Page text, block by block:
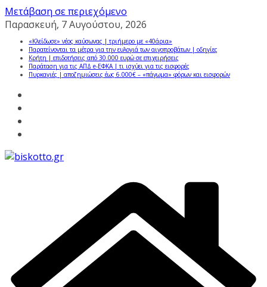
Μετάβαση σε περιεχόμενο
Παρασκευή, 7 Αυγούστου, 2026
«Κλείδωσε» νέος καύσωνας | τριήμερο με «40άρια»
Παρατείνονται τα μέτρα για την ευλογιά των αιγοπροβάτων | οδηγίες
Κρήτη | επιδοτήσεις από 30.000 ευρώ σε επιχειρήσεις
Παράταση για τις ΑΠΔ e-ΕΦΚΑ | τι ισχύει για τις εισφορές
Πυρκαγιές | αποζημιώσεις έως 6.000€ – «πάγωμα» φόρων και εισφορών